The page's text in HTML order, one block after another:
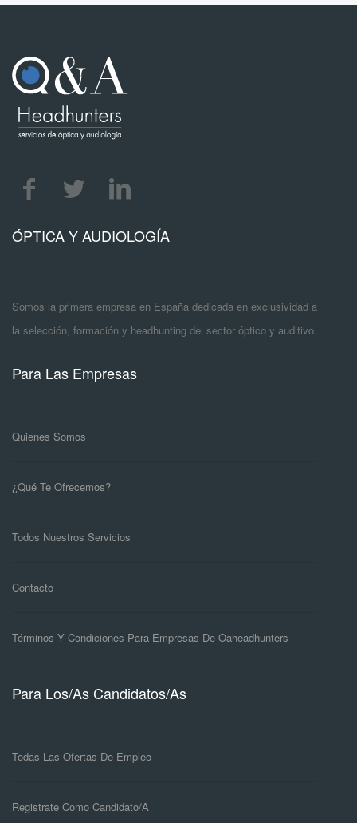
ÓPTICA Y AUDIOLOGÍA
Somos la primera empresa en España dedicada en exclusividad a
la selección, formación y headhunting del sector óptico y auditivo.
Para Las Empresas
Quienes Somos
¿Qué Te Ofrecemos?
Todos Nuestros Servicios
Contacto
Términos Y Condiciones Para Empresas De Oaheadhunters
Para Los/as Candidatos/as
Todas Las Ofertas De Empleo
Registrate Como Candidato/a